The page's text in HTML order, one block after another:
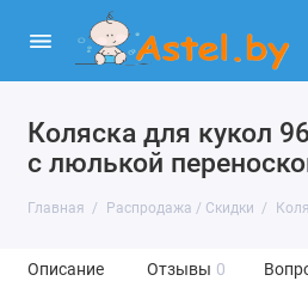
Коляска для кукол
с люлькой
Главная Распродажа / Скидки
Описание Отзывы 0